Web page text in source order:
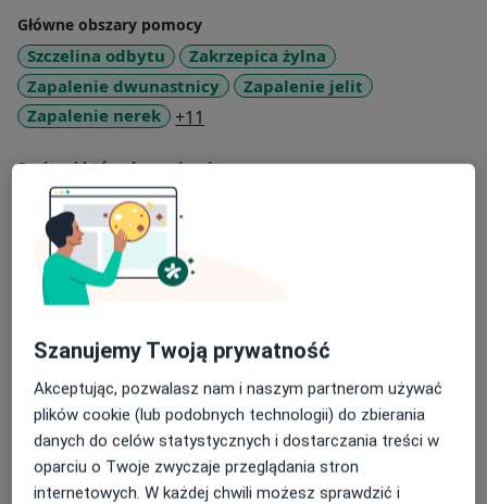
Główne obszary pomocy
Szczelina odbytu
Zakrzepica żylna
Zapalenie dwunastnicy
Zapalenie jelit
Zapalenie nerek
+11
Pacjenci których przyjmuję
Dorośli
Rodzaje konsultacji
StacjonarneZobacz lokalizacje (1)
Szanujemy Twoją prywatność
Akceptując, pozwalasz nam i naszym partnerom używać
plików cookie (lub podobnych technologii) do zbierania
danych do celów statystycznych i dostarczania treści w
oparciu o Twoje zwyczaje przeglądania stron
internetowych. W każdej chwili możesz sprawdzić i